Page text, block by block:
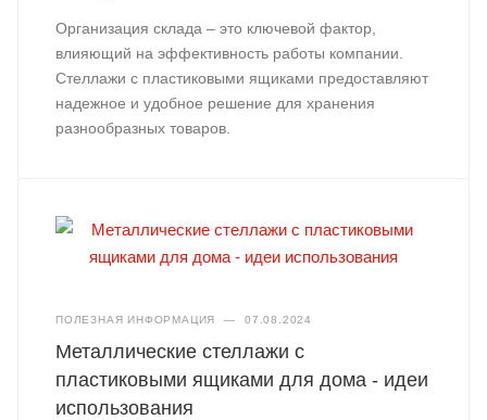
Организация склада – это ключевой фактор,
влияющий на эффективность работы компании.
Стеллажи с пластиковыми ящиками предоставляют
надежное и удобное решение для хранения
разнообразных товаров.
ПОЛЕЗНАЯ ИНФОРМАЦИЯ — 07.08.2024
Металлические стеллажи с
пластиковыми ящиками для дома - идеи
использования